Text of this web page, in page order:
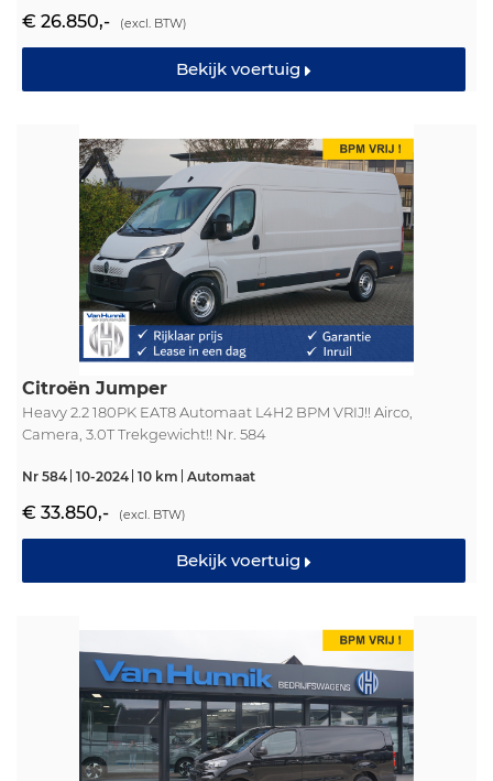
€ 26.850,- (excl. BTW)
Bekijk voertuig
Citroën Jumper
Heavy 2.2 180PK EAT8 Automaat L4H2 BPM VRIJ!! Airco,
Camera, 3.0T Trekgewicht!! Nr. 584
Nr 584 10-2024 10 km Automaat
€ 33.850,- (excl. BTW)
Bekijk voertuig